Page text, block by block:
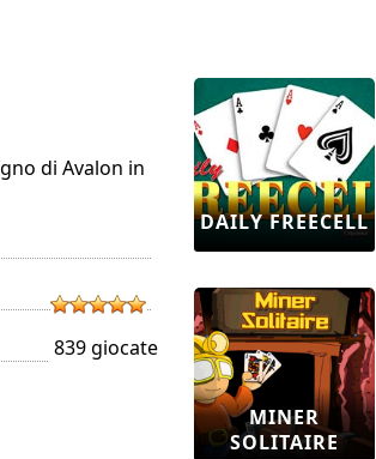
di Avalon in
839 giocate
DAILY FREECELL
MINER
SOLITAIRE